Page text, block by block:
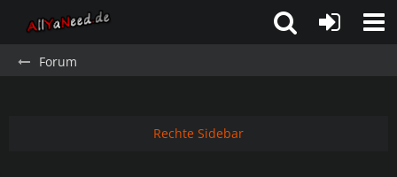
Forum
Rechte Sidebar